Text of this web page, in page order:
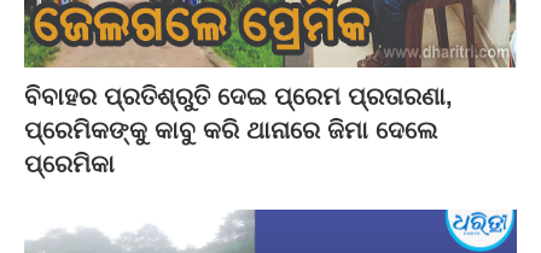
ବିବାହର ପ୍ରତିଶ୍ରୁତି ଦେଇ ପ୍ରେମ ପ୍ରତାରଣା,
ପ୍ରେମିକଙ୍କୁ କାବୁ କରି ଥାନାରେ ଜିମା ଦେଲେ
ପ୍ରେମିକା